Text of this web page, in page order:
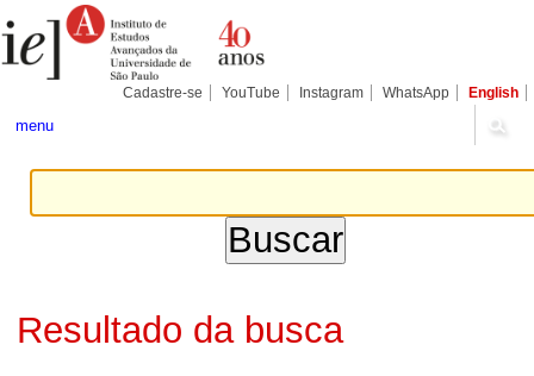
para
conteúdo.
Pessoais
Cadastre-se YouTube Instagram WhatsApp English
menu
Resultado da busca